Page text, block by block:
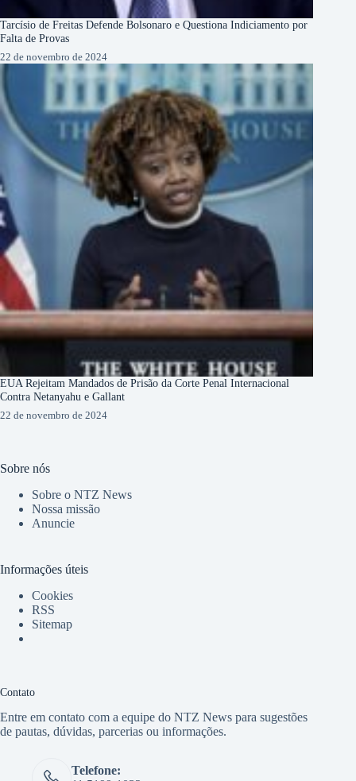
Tarcísio de Freitas Defende Bolsonaro e Questiona Indiciamento por
Falta de Provas
22 de novembro de 2024
EUA Rejeitam Mandados de Prisão da Corte Penal Internacional
Contra Netanyahu e Gallant
22 de novembro de 2024
Sobre nós
Sobre o NTZ News
Nossa missão
Anuncie
Informações úteis
Cookies
RSS
Sitemap
Contato
Entre em contato com a equipe do NTZ News para sugestões
de pautas, dúvidas, parcerias ou informações.
Telefone: